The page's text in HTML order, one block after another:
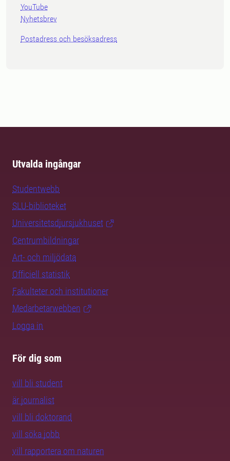
YouTube
Nyhetsbrev
Postadress och besöksadress
Utvalda ingångar
Studentwebb
SLU-biblioteket
Universitetsdjursjukhuset
Centrumbildningar
Art- och miljödata
Officiell statistik
Fakulteter och institutioner
Medarbetarwebben
Logga in
För dig som
vill bli student
är journalist
vill bli doktorand
vill söka jobb
vill rapportera om naturen